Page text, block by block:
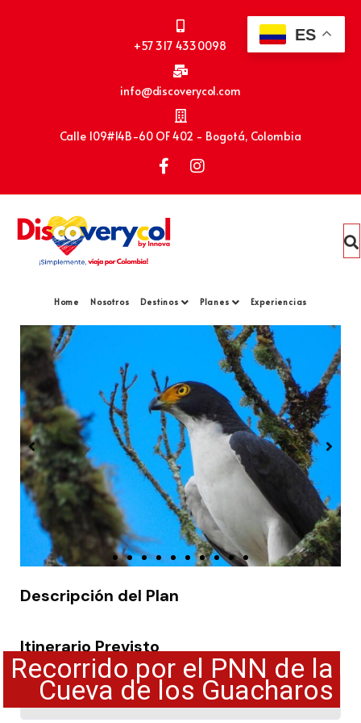
+57 317 4330098
info@discoverycol.com
Calle 109#14B-60 OF 402 - Bogotá, Colombia
Home Nosotros Destinos Planes Experiencias
Recorrido por el PNN de la
Cueva de los Guacharos
Descripción del Plan
Itinerario Previsto
Día 1: AEROPUERTO PITALITO / PITALITO
ES